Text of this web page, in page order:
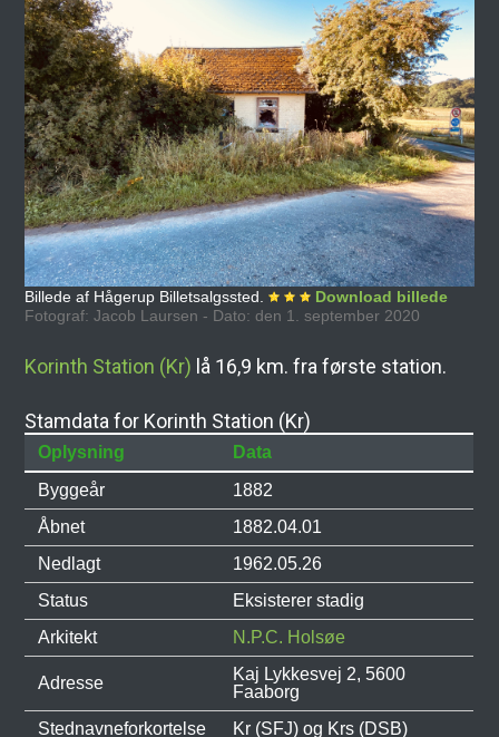
Billede af Hågerup Billetsalgssted.
Download billede
Fotograf: Jacob Laursen - Dato: den 1. september 2020
Korinth Station (Kr) lå 16,9 km. fra første station.
Stamdata for Korinth Station (Kr)
Oplysning
Data
Byggeår
1882
Åbnet
1882.04.01
Nedlagt
1962.05.26
Status
Eksisterer stadig
Arkitekt
N.P.C. Holsøe
Adresse
Kaj Lykkesvej 2, 5600
Faaborg
Stednavneforkortelse
Kr (SFJ) og Krs (DSB)